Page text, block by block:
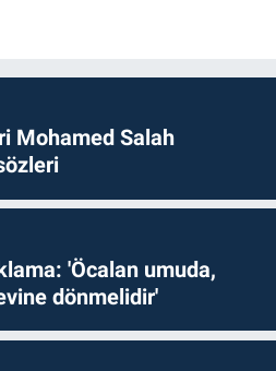
Mohamed Salah
'Öcalan umuda,
dönmelidir'